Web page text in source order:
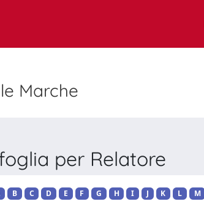
Marche
per Relatore
B C D E F G H I J K L M